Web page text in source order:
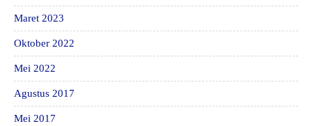
Maret 2023
Oktober 2022
Mei 2022
Agustus 2017
Mei 2017